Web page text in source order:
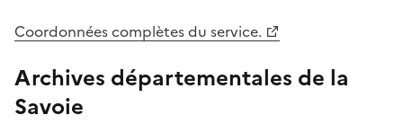
Coordonnées complètes du service.
Archives départementales de la
Savoie